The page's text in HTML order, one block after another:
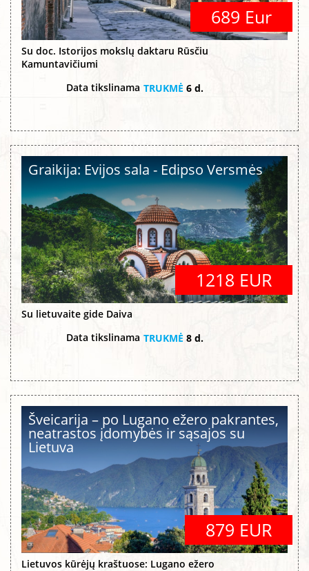
689 Eur
Su doc. Istorijos mokslų daktaru Rūsčiu
Kamuntavičiumi
Data tikslinama TRUKMĖ 6 d.
Graikija: Evijos sala - Edipso Versmės
1218 EUR
Su lietuvaite gide Daiva
Data tikslinama TRUKMĖ 8 d.
Šveicarija – po Lugano ežero pakrantes,
neatrastos įdomybės ir sąsajos su
Lietuva
879 EUR
Lietuvos kūrėjų kraštuose: Lugano ežero